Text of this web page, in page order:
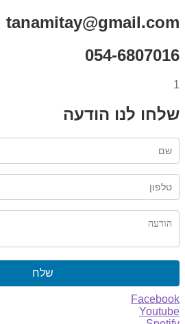
tanamitay@gmail.com
054-6807016
1
שלחו לנו הודעה
שלח
Facebook
Youtube